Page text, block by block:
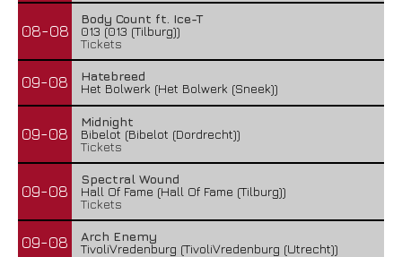
08-08
Body Count ft. Ice-T
013 (013 (Tilburg))
Tickets
09-08
Hatebreed
Het Bolwerk (Het Bolwerk (Sneek))
09-08
Midnight
Bibelot (Bibelot (Dordrecht))
Tickets
09-08
Spectral Wound
Hall Of Fame (Hall Of Fame (Tilburg))
Tickets
09-08
Arch Enemy
TivoliVredenburg (TivoliVredenburg (Utrecht))